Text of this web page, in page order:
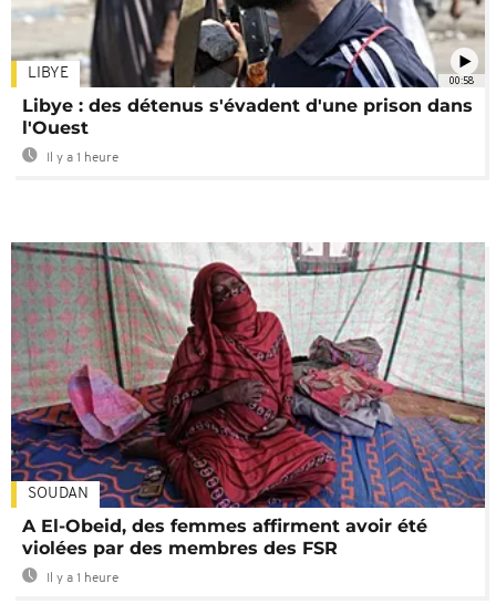
00:58
LIBYE
Libye : des détenus s'évadent d'une prison dans
l'Ouest
Il y a 1 heure
SOUDAN
A El-Obeid, des femmes affirment avoir été
violées par des membres des FSR
Il y a 1 heure